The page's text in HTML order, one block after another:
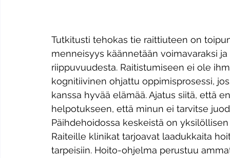
Tutkitusti tehokas tie raittiuteen on
menneisyys käännetään voimavaraksi
riippuvuudesta. Raitistumiseen ei ole
kognitiivinen ohjattu oppimisprosessi,
kanssa hyvää elämää. Ajatus siitä, että
helpotukseen, että minun ei tarvitse
Päihdehoidossa keskeistä on
Raiteille klinikat tarjoavat laadukkaita
tarpeisiin. Hoito-ohjelma perustuu